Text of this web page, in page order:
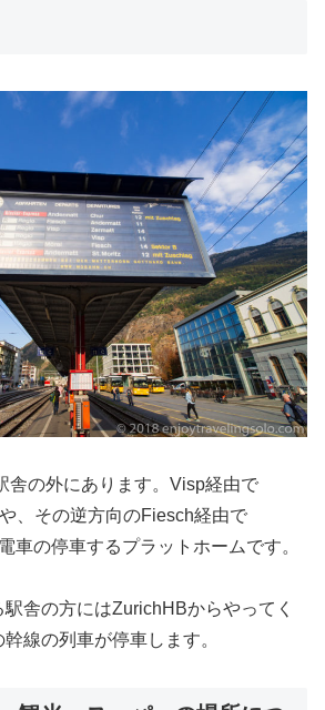
舎の外にあります。Visp経由で
、その逆方向のFiesch経由で
車の停車するプラットホームです。
舎の方にはZurichHBからやってく
線の列車が停車します。